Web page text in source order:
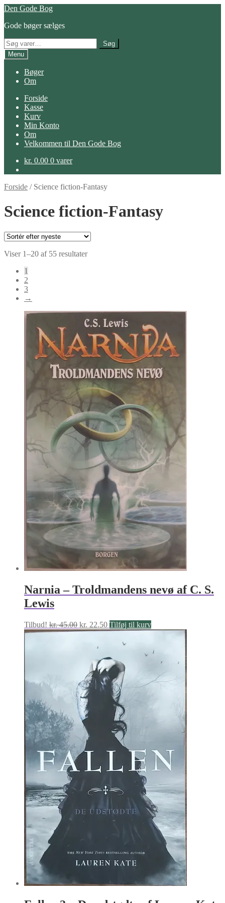
Spring
navigation
Spring
indhold
Den Gode Bog
Gode bøger sælges
Søg
efter:
Søg
Menu
Bøger
Om
Forside
Kasse
Kurv
Min Konto
Om
Velkommen til Den Gode Bog
kr. 0.00 0 varer
Forside / Science fiction-Fantasy
Science fiction-Fantasy
Viser 1–20 af 55 resultaterSorteret
1
2
3
→
Narnia – Troldmandens nevø af C. S.
Lewis
Tilbud! kr.45.00 Den
oprindelige
kr. 45.00.
kr. 22.50Den
aktuelle
kr. 22.50.
Tilføj til kurv